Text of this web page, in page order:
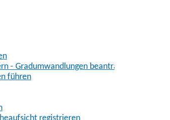
- Gradumwandlungen beantragen
führen